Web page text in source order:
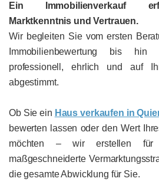
Ein Immobilienverkauf
Marktkenntnis und Vertrauen.
Wir begleiten Sie vom ersten
Immobilienbewertung bis
professionell, ehrlich und auf
abgestimmt.
Ob Sie ein Haus verkaufen in
bewerten lassen oder den Wert
möchten – wir erstellen
maßgeschneiderte
die gesamte Abwicklung für Sie.